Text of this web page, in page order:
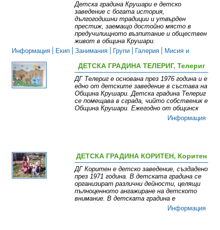
Детска градина Крушари е детско
заведение с богата история,
дългогодишни традиции и утвърден
престиж, заемащо достойно място в
предучилищното възпитание и обществен
живот в община Крушари.
Информация
Екип Занимания Групи Галерия
Мисия и
ДЕТСКА ГРАДИНА ТЕЛЕРИГ, Телериг
ДГ Телериг е основана през 1976 година и е
едно от детските заведение в състава на
Община Крушари. Детска градина Телериг
се помещава в сграда, чийто собственик е
Община Крушари. Ежегодно от общинск
Информация
ДЕТСКА ГРАДИНА КОРИТЕН, Коритен
ДГ Коритен е детско заведение, създадено
през 1971 година. В детската градина се
организират различни дейности, целящи
пълноценното ангажиране на детското
внимание. В детската градина е
Информация